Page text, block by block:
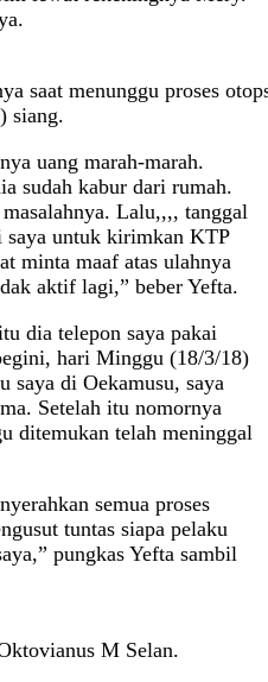
saat menunggu proses
siang.
uang marah-marah.
sudah kabur dari rumah.
Lalu,,,, tanggal
saya untuk kirimkan KTP
minta maaf atas ulahnya
aktif lagi,” beber Yefta.
dia telepon saya pakai
hari Minggu (18/3/18)
saya di Oekamusu, saya
Setelah itu nomornya
ditemukan telah meninggal
semua proses
tuntas siapa pelaku
pungkas Yefta sambil
M Selan.